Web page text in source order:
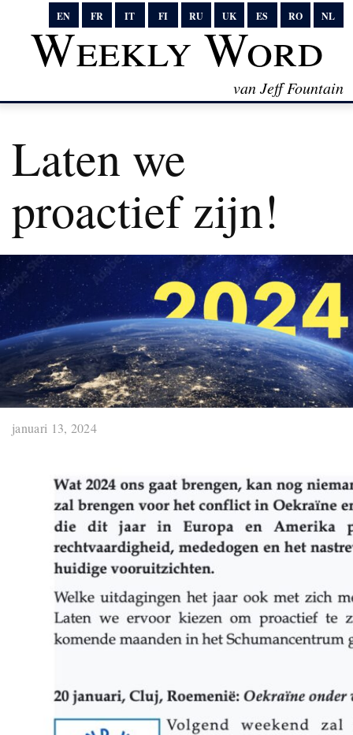
EN FR IT FI RU UK ES RO NL
Weekly Word
van Jeff Fountain
Laten we
proactief zijn!
januari 13, 2024